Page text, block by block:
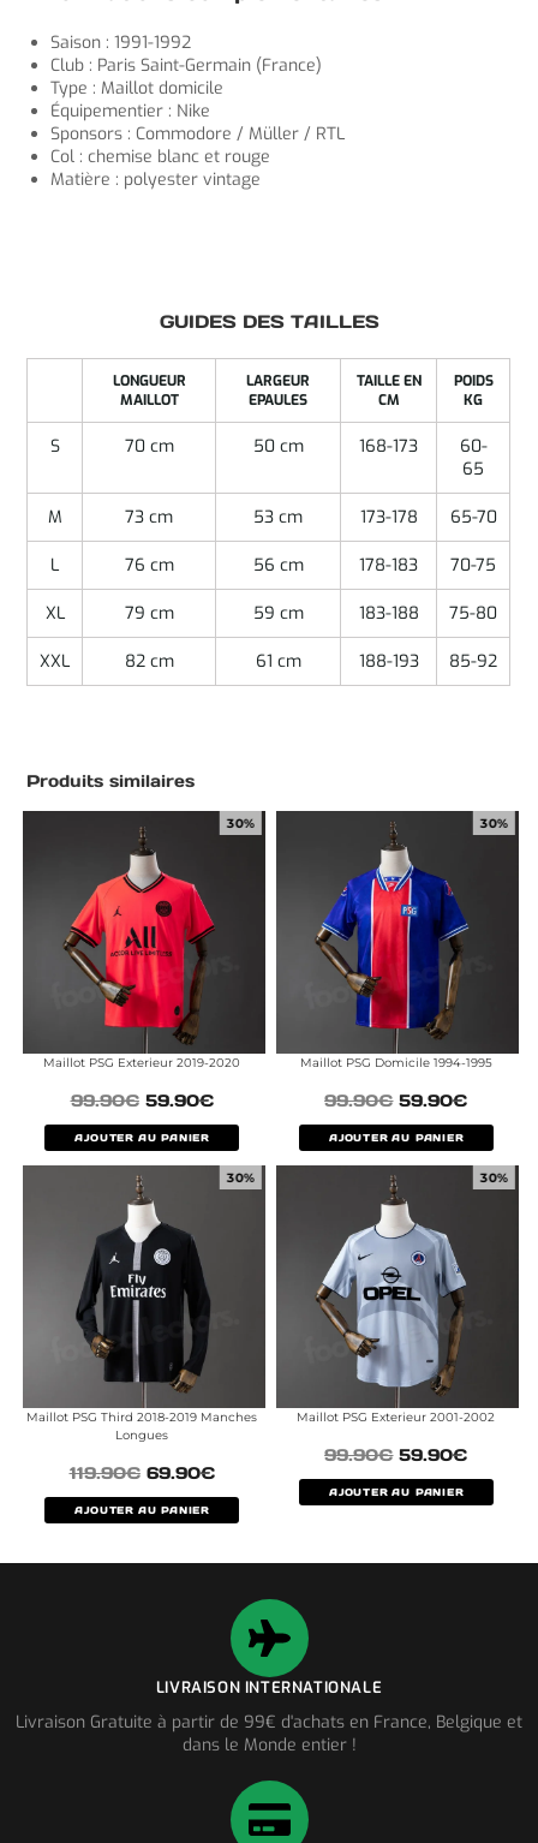
Saison : 1991-1992
Club : Paris Saint-Germain (France)
Type : Maillot domicile
Équipementier : Nike
Sponsors : Commodore / Müller / RTL
Col : chemise blanc et rouge
Matière : polyester vintage
GUIDES DES TAILLES
LONGUEUR
MAILLOT
LARGEUR
EPAULES
TAILLE EN
CM
POIDS
KG
S 70 cm 50 cm 168-173
60-
65
M 73 cm 53 cm 173-178 65-70
L 76 cm 56 cm 178-183 70-75
XL 79 cm 59 cm 183-188 75-80
XXL 82 cm 61 cm 188-193 85-92
Produits similaires
30%
Maillot PSG Exterieur 2019-2020
99.90€ 59.90€
AJOUTER AU PANIER
30%
Maillot PSG Domicile 1994-1995
99.90€ 59.90€
AJOUTER AU PANIER
30%
Maillot PSG Third 2018-2019 Manches
Longues
119.90€ 69.90€
AJOUTER AU PANIER
30%
Maillot PSG Exterieur 2001-2002
99.90€ 59.90€
AJOUTER AU PANIER
LIVRAISON INTERNATIONALE
Livraison Gratuite à partir de 99€ d'achats en France, Belgique et
dans le Monde entier !